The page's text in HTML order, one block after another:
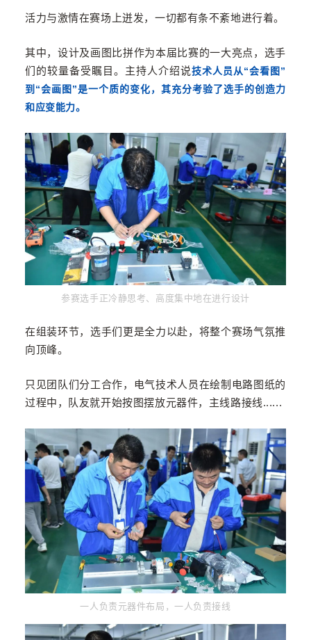
活力与激情在赛场上迸发，一切都有条不紊地进行着。
其中，设计及画图比拼作为本届比赛的一大亮点，选手
们的较量备受瞩目。主持人介绍说技术人员从“会看图”
到“会画图”是一个质的变化，其充分考验了选手的创造力
和应变能力。
参赛选手正冷静思考、高度集中地在进行设计
在组装环节，选手们更是全力以赴，将整个赛场气氛推
向顶峰。
只见团队们分工合作，电气技术人员在绘制电路图纸的
过程中，队友就开始按图摆放元器件，主线路接线......
一人负责元器件布局，一人负责接线